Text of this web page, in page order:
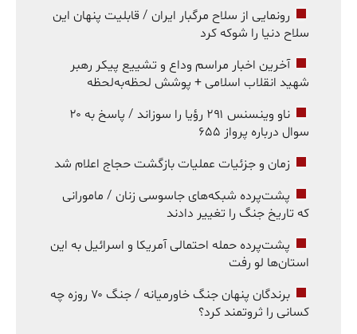
رونمایی از سلاح مرگبار ایران / قابلیت پنهان این
سلاح دنیا را شوکه کرد
آخرین اخبار مراسم وداع و تشییع پیکر رهبر
شهید انقلاب اسلامی + پوشش لحظه‌به‌لحظه
ناو وینسنس ۲۹۱ رؤیا را سوزاند / پاسخ به ۲۰
سوال درباره پرواز ۶۵۵
زمان و جزئیات عملیات بازگشت حجاج اعلام شد
پشت‌پرده شبکه‌های جاسوسی زنان / مامورانی
که تاریخ جنگ را تغییر دادند
پشت‌پرده حمله احتمالی آمریکا و اسرائیل به این
استان‌ها لو رفت
برندگان پنهان جنگ خاورمیانه / جنگ ۷۰ روزه چه
کسانی را ثروتمند کرد؟